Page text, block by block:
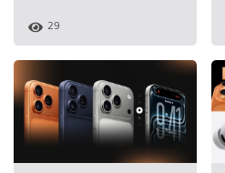
29